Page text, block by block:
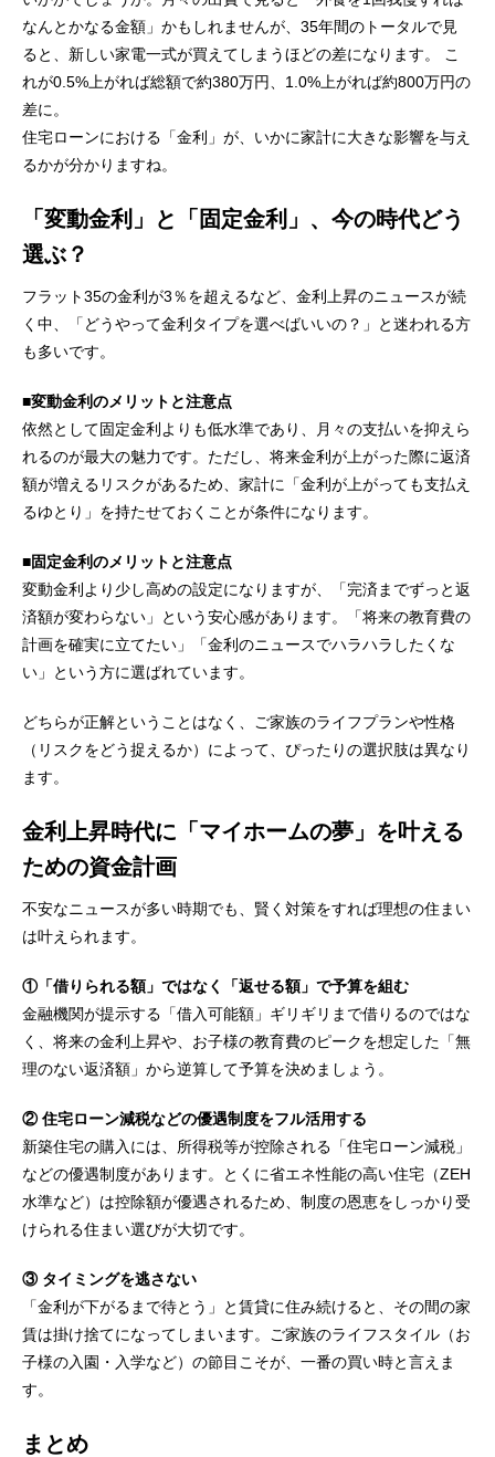
なんとかなる金額」かもしれませんが、35年間のトータルで見
ると、新しい家電一式が買えてしまうほどの差になります。 こ
れが0.5%上がれば総額で約380万円、1.0%上がれば約800万円の
差に。
住宅ローンにおける「金利」が、いかに家計に大きな影響を与え
るかが分かりますね。
「変動金利」と「固定金利」、今の時代どう
選ぶ？
フラット35の金利が3％を超えるなど、金利上昇のニュースが続
く中、「どうやって金利タイプを選べばいいの？」と迷われる方
も多いです。
■変動金利のメリットと注意点
依然として固定金利よりも低水準であり、月々の支払いを抑えら
れるのが最大の魅力です。ただし、将来金利が上がった際に返済
額が増えるリスクがあるため、家計に「金利が上がっても支払え
るゆとり」を持たせておくことが条件になります。
■固定金利のメリットと注意点
変動金利より少し高めの設定になりますが、「完済までずっと返
済額が変わらない」という安心感があります。「将来の教育費の
計画を確実に立てたい」「金利のニュースでハラハラしたくな
い」という方に選ばれています。
どちらが正解ということはなく、ご家族のライフプランや性格
（リスクをどう捉えるか）によって、ぴったりの選択肢は異なり
ます。
金利上昇時代に「マイホームの夢」を叶える
ための資金計画
不安なニュースが多い時期でも、賢く対策をすれば理想の住まい
は叶えられます。
①「借りられる額」ではなく「返せる額」で予算を組む
金融機関が提示する「借入可能額」ギリギリまで借りるのではな
く、将来の金利上昇や、お子様の教育費のピークを想定した「無
理のない返済額」から逆算して予算を決めましょう。
② 住宅ローン減税などの優遇制度をフル活用する
新築住宅の購入には、所得税等が控除される「住宅ローン減税」
などの優遇制度があります。とくに省エネ性能の高い住宅（ZEH
水準など）は控除額が優遇されるため、制度の恩恵をしっかり受
けられる住まい選びが大切です。
③ タイミングを逃さない
「金利が下がるまで待とう」と賃貸に住み続けると、その間の家
賃は掛け捨てになってしまいます。ご家族のライフスタイル（お
子様の入園・入学など）の節目こそが、一番の買い時と言えま
す。
まとめ